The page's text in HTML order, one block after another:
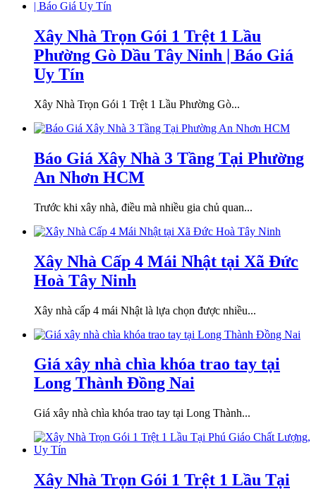
Xây Nhà Trọn Gói 1 Trệt 1 Lầu
Phường Gò Dầu Tây Ninh | Báo Giá
Uy Tín
Xây Nhà Trọn Gói 1 Trệt 1 Lầu Phường Gò...
Báo Giá Xây Nhà 3 Tầng Tại Phường
An Nhơn HCM
Trước khi xây nhà, điều mà nhiều gia chủ quan...
Xây Nhà Cấp 4 Mái Nhật tại Xã Đức
Hoà Tây Ninh
Xây nhà cấp 4 mái Nhật là lựa chọn được nhiều...
Giá xây nhà chìa khóa trao tay tại
Long Thành Đồng Nai
Giá xây nhà chìa khóa trao tay tại Long Thành...
Xây Nhà Trọn Gói 1 Trệt 1 Lầu Tại